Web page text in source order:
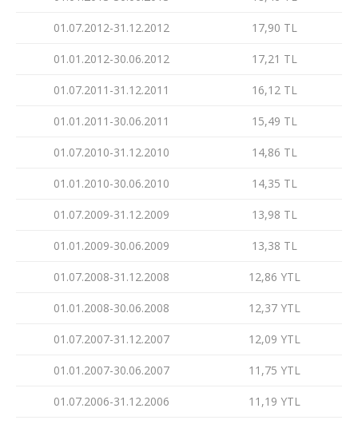
01.07.2012-31.12.2012 17,90 TL
01.01.2012-30.06.2012 17,21 TL
01.07.2011-31.12.2011 16,12 TL
01.01.2011-30.06.2011 15,49 TL
01.07.2010-31.12.2010 14,86 TL
01.01.2010-30.06.2010 14,35 TL
01.07.2009-31.12.2009 13,98 TL
01.01.2009-30.06.2009 13,38 TL
01.07.2008-31.12.2008 12,86 YTL
01.01.2008-30.06.2008 12,37 YTL
01.07.2007-31.12.2007 12,09 YTL
01.01.2007-30.06.2007 11,75 YTL
01.07.2006-31.12.2006 11,19 YTL